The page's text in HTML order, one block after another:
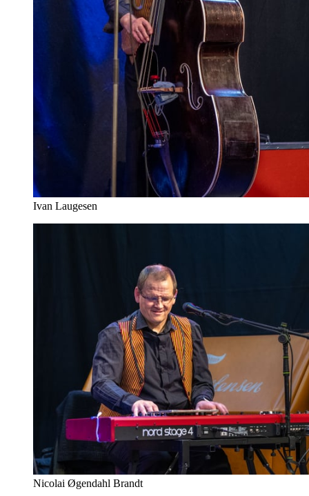
Ivan Laugesen
Nicolai Øgendahl Brandt